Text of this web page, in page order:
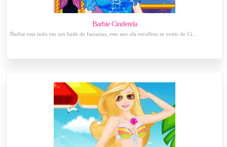
Barbie Cinderela
Barbie esta indo em um baile de fantasias, este ano ela escolheu se vestir de Ci...